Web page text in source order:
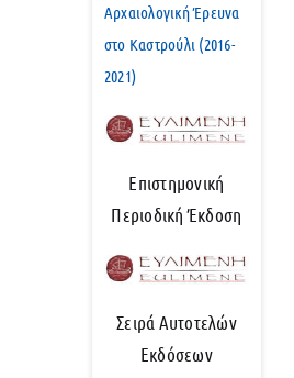
Αρχαιολογική Έρευνα
στο Καστρούλι (2016-
2021)
Επιστημονική
Περιοδική Έκδοση
Σειρά Αυτοτελών
Εκδόσεων